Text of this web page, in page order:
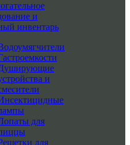
и
инвентарь
и
для
для